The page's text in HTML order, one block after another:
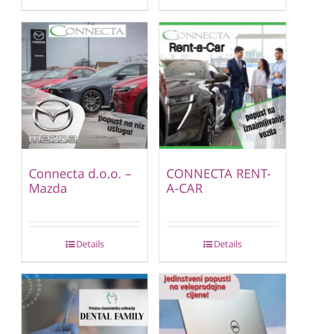
Connecta d.o.o. –
Mazda
Details
CONNECTA RENT-
A-CAR
Details